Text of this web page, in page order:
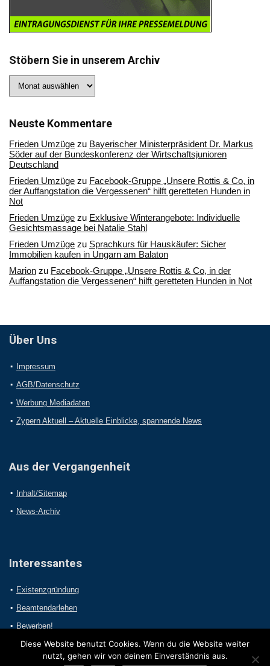
Stöbern Sie in unserem Archiv
Sie
Archiv
Neuste Kommentare
Frieden Umzüge zu Bayerischer Ministerpräsident Dr. Markus
Söder auf der Bundeskonferenz der Wirtschaftsjunioren
Deutschland
Frieden Umzüge zu Facebook-Gruppe „Unsere Rottis & Co, in
der Auffangstation die Vergessenen“ hilft geretteten Hunden in
Not
Frieden Umzüge zu Exklusive Winterangebote: Individuelle
Gesichtsmassage bei Natalie Stahl
Frieden Umzüge zu Sprachkurs für Hauskäufer: Sicher
Immobilien kaufen in Ungarn am Balaton
Marion zu Facebook-Gruppe „Unsere Rottis & Co, in der
Auffangstation die Vergessenen“ hilft geretteten Hunden in Not
Über Uns
Impressum
AGB/Datenschutz
Werbung Mediadaten
Zypern Aktuell – Aktuelle Einblicke, spannende News
Aus der Vergangenheit
Inhalt/Sitemap
News-Archiv
Interessantes
Existenzgründung
Beamtendarlehen
Bewerben!
Diese Website benutzt Cookies. Wenn du die Website weiter
nutzt, gehen wir von deinem Einverständnis aus.